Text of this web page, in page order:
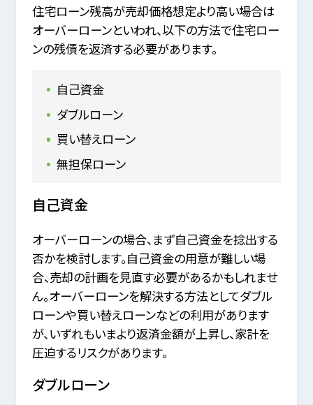
住宅ローン残高が売却価格想定より高い場合は
オーバーローンといわれ、以下の方法で住宅ロー
ンの残債を返済する必要があります。
自己資金
ダブルローン
買い替えローン
無担保ローン
自己資金
オーバーローンの場合、まず自己資金を捻出する
否かを検討します。自己資金の用意が難しい場
合、売却の計画を見直す必要があるかもしれませ
ん。オーバーローンを解決する方法としてダブル
ローンや買い替えローンなどの利用があります
が、いずれもいまより返済金額が上昇し、家計を
圧迫するリスクがあります。
ダブルローン